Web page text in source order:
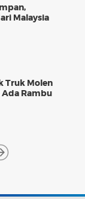
Malaysia
Truk Molen
Ada Rambu